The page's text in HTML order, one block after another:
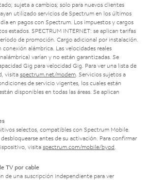
sujeta a cambios; solo para nuevos clientes
utilizado servicios de Spectrum en los últimos
en pagos con Spectrum. Los impuestos y cargos
estados. SPECTRUM INTERNET: se aplican tarifas
de promoción. Cargo adicional por instalación.
conexión alámbrica. Las velocidades reales
varían y no están garantizadas. Se
Gig para velocidad Gig. Para ver una lista de
visita spectrum.net/modem . Servicios sujetos a
de servicio vigentes, los cuales están
disponibles en todas las áreas. Se aplican
selectos, compatibles con Spectrum Mobile.
antes de su activación. Para confirmar
visita spectrum.com/mobile/byod
TV por cable
de una suscripción independiente para ver